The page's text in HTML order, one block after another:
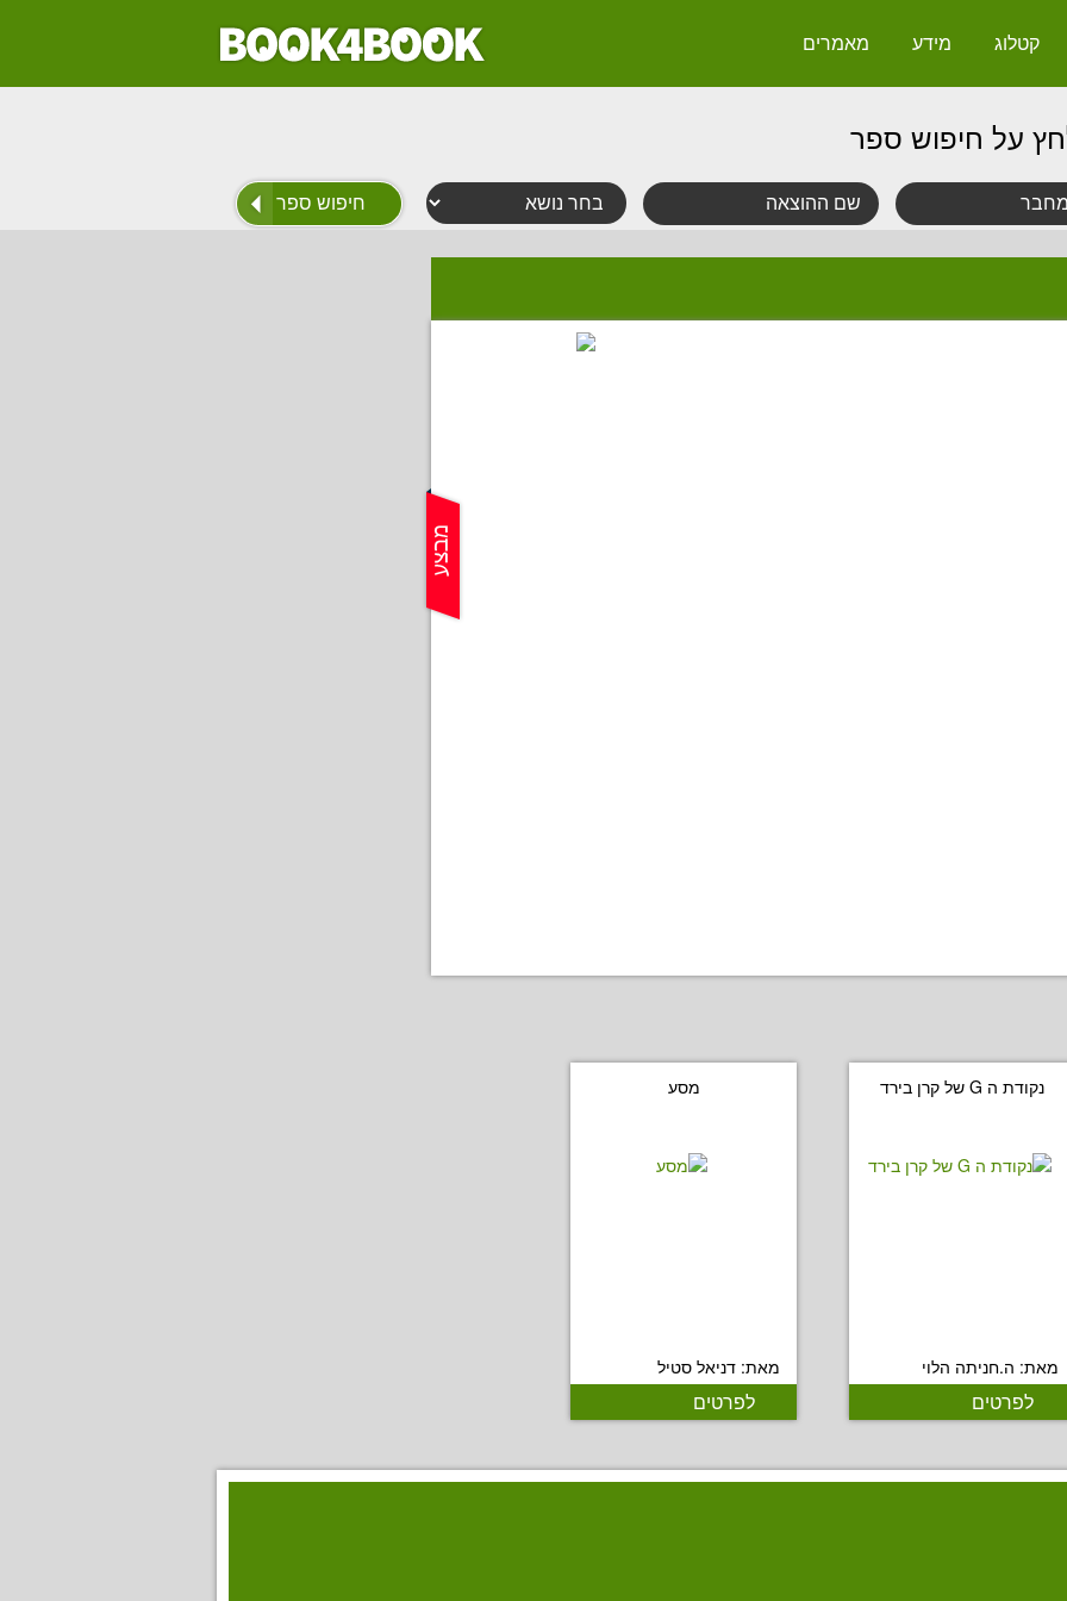
קטלוג מידע מאמרים
על חיפוש ספר
נקודת ה G של קרן בירד
מאת: ה.חניתה הלוי
לפרטים
מסע
מאת: דניאל סטיל
לפרטים